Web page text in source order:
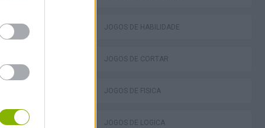
JOGOS DE HABILIDADE
JOGOS DE CORTAR
JOGOS DE FÍSICA
JOGOS DE LÓGICA